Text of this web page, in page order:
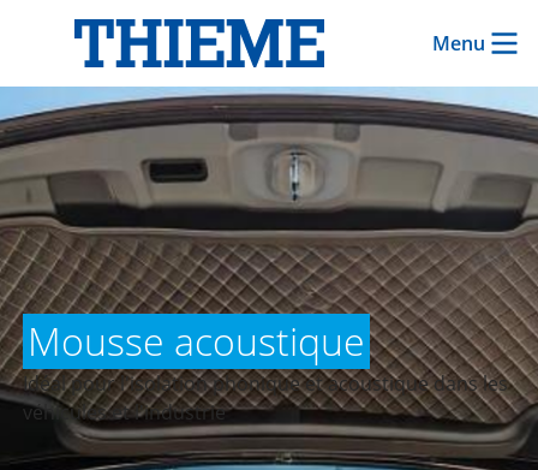
Menu
Mousse acoustique
Idéal pour l'isolation phonique et acoustique dans les
véhicules et l'industrie